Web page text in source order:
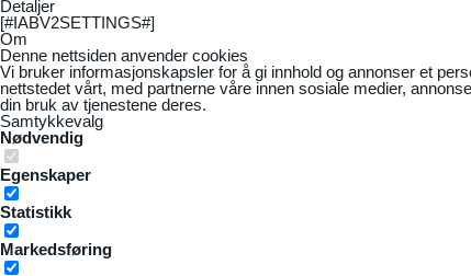
Detaljer
[#IABV2SETTINGS#]
Om
Denne nettsiden anvender cookies
Vi bruker informasjonskapsler for å gi innhold og annonser et
nettstedet vårt, med partnerne våre innen sosiale medier,
din bruk av tjenestene deres.
Samtykkevalg
Nødvendig
Egenskaper
Statistikk
Markedsføring